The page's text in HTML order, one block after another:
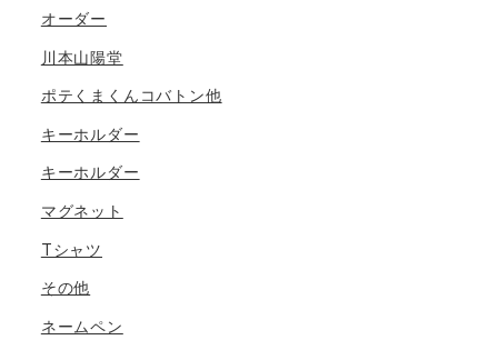
オーダー
川本山陽堂
ポテくまくんコバトン他
キーホルダー
キーホルダー
マグネット
Tシャツ
その他
ネームペン